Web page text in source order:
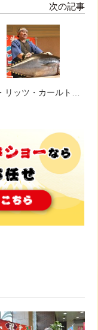
次の記事
リッツ・カールトン